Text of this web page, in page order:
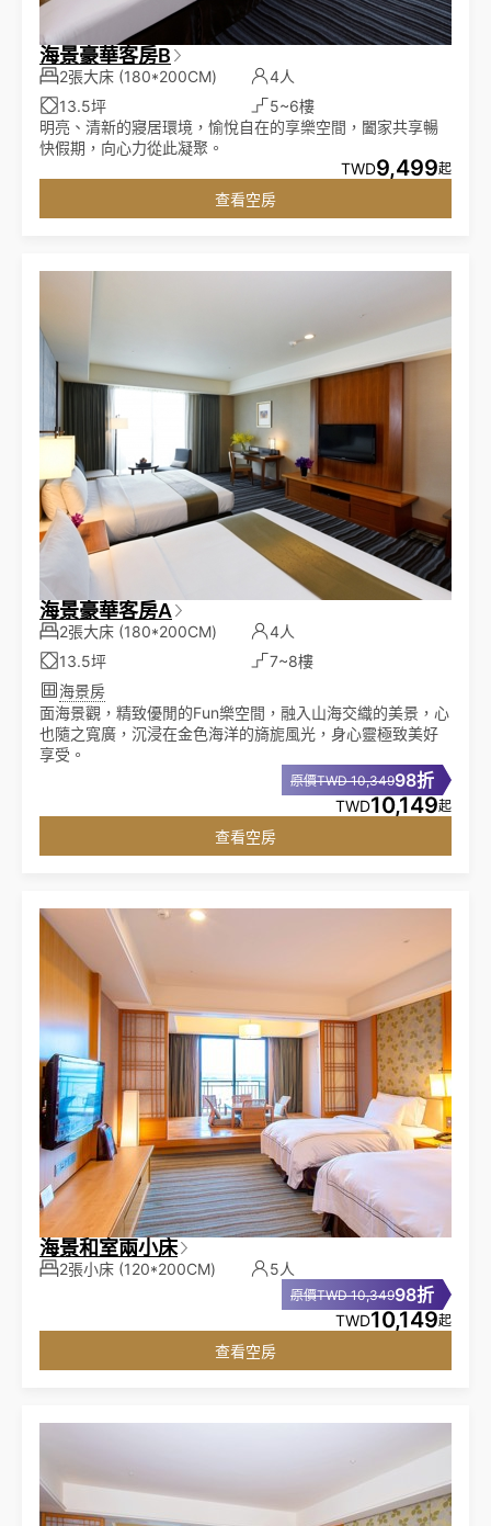
海景豪華客房B
2張大床 (180*200CM)
4人
13.5坪
5~6樓
明亮、清新的寢居環境，愉悅自在的享樂空間，闔家共享暢
快假期，向心力從此凝聚。
TWD9,499起
查看空房
海景豪華客房A
2張大床 (180*200CM)
4人
13.5坪
7~8樓
海景房
面海景觀，精致優閒的Fun樂空間，融入山海交織的美景，心
也隨之寬廣，沉浸在金色海洋的旖旎風光，身心靈極致美好
享受。
原價TWD 10,34998折
TWD10,149起
查看空房
海景和室兩小床
2張小床 (120*200CM) 5人
原價TWD 10,34998折
TWD10,149起
查看空房